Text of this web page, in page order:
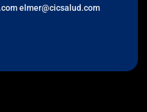
elmer@cicsalud.com